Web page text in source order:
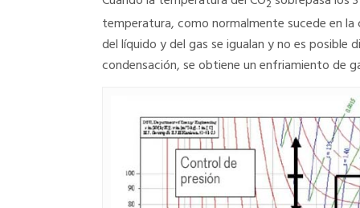
2
temperatura, como normalmente sucede en
del líquido y del gas se igualan y no es posible
condensación, se obtiene un enfriamiento de